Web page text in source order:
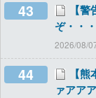
43
【
ぞ・・
2026/08/
44
【
ァアア